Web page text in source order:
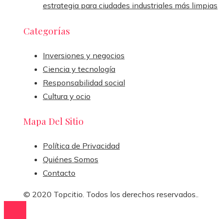
estrategia para ciudades industriales más limpias
Categorías
Inversiones y negocios
Ciencia y tecnología
Responsabilidad social
Cultura y ocio
Mapa Del Sitio
Política de Privacidad
Quiénes Somos
Contacto
© 2020 Topcitio. Todos los derechos reservados..